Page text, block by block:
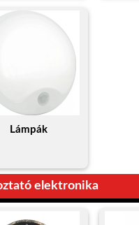
Lámpák
elektronika